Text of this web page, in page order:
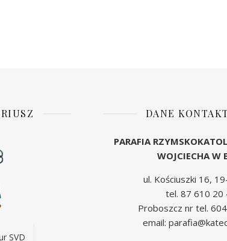
SVD
DANE
PARAFIA
WOJCIECHA W
ul. Kościuszki 16,
tel. 87 610 20
Proboszcz nr tel.
email: